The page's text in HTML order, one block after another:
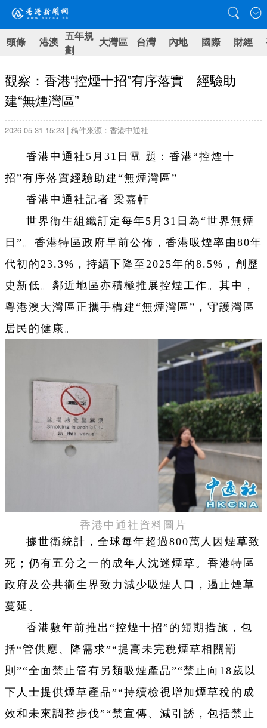
頭條 港澳 五年規
劃
大灣區 台灣 內地 國際 財經
觀察：香港“控煙十招”有序落實 經驗助
建“無煙灣區”
2026-05-31 15:23 | 稿件來源：香港中通社
香港中通社5月31日電 題：香港“控煙十
招”有序落實經驗助建“無煙灣區”
香港中通社記者 梁嘉軒
世界衞生組織訂定每年5月31日為“世界無煙
日”。香港特區政府早前公佈，香港吸煙率由80年
代初的23.3%，持續下降至2025年的8.5%，創歷
史新低。鄰近地區亦積極推展控煙工作。其中，
粵港澳大灣區正攜手構建“無煙灣區”，守護灣區
居民的健康。
香港中通社資料圖片
據世衛統計，全球每年超過800萬人因煙草致
死；仍有五分之一的成年人沈迷煙草。香港特區
政府及公共衞生界致力減少吸煙人口，遏止煙草
蔓延。
香港數年前推出“控煙十招”的短期措施，包
括“管供應、降需求”“提高未完稅煙草相關罰
則”“全面禁止管有另類吸煙產品”“禁止向18歲以
下人士提供煙草產品”“持續檢視增加煙草稅的成
效和未來調整步伐”“禁宣傳、減引誘，包括禁止